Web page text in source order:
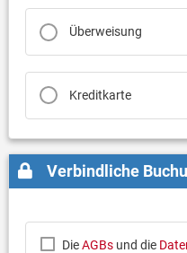
Überweisung
Kreditkarte
Verbindliche
DieAGBsund die